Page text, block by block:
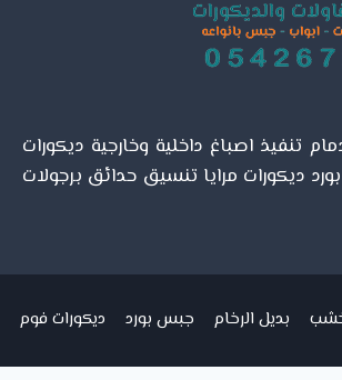
تنفيذ اصباغ داخلية وخارجية ديكورات
ديكورات مرايا تنسيق حدائق برجولات
بديل الرخام جبس بورد ديكورات فوم